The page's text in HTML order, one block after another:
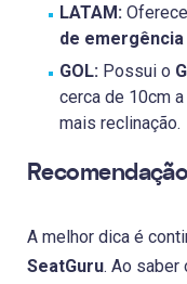
LATAM:
de emergência
GOL: Possui o
cerca de 10cm
mais reclinação.
A melhor dica é
SeatGuru. Ao saber